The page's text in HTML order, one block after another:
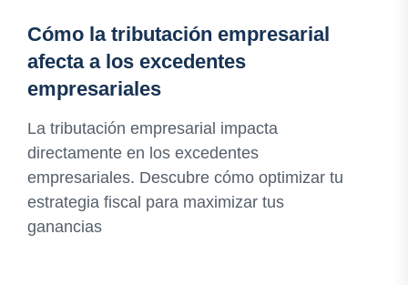
Cómo la tributación empresarial
afecta a los excedentes
empresariales
La tributación empresarial impacta
directamente en los excedentes
empresariales. Descubre cómo optimizar tu
estrategia fiscal para maximizar tus
ganancias